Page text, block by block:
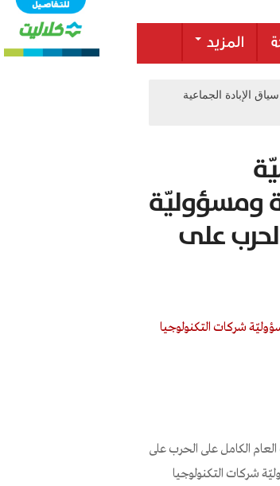
المزيد
الإبادة الجماعية
ومسؤوليّة
على
شركات التكنولوجيا
العام الكامل على الحرب على
شركات التكنولوجيا